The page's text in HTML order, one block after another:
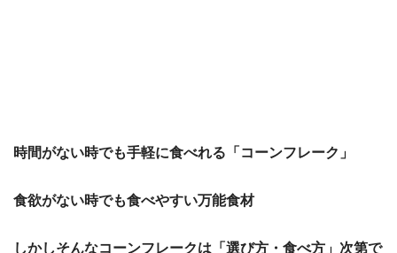
時間がない時でも手軽に食べれる「コーンフレーク」
食欲がない時でも食べやすい万能食材
しかしそんなコーンフレークは「選び方・食べ方」次第で